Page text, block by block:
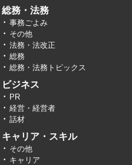
総務・法務
事務ごよみ
その他
法務・法改正
総務
総務・法務トピックス
ビジネス
PR
経営・経営者
話材
キャリア・スキル
その他
キャリア